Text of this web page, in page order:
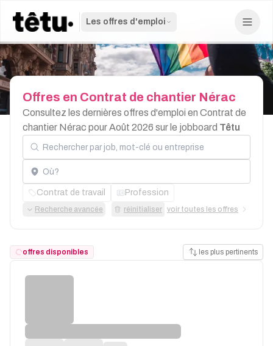
Les offres d'emploi
Offres en Contrat de chantier Nérac
Consultez les dernières offres d'emploi en Contrat de
chantier Nérac pour Août 2026 sur le jobboard Têtu
Rechercher par job, mot-clé ou entreprise
Localisation
Contrat de travail Profession
Recherche avancée réinitialiser voir toutes les offres
offres disponibles les plus pertinents